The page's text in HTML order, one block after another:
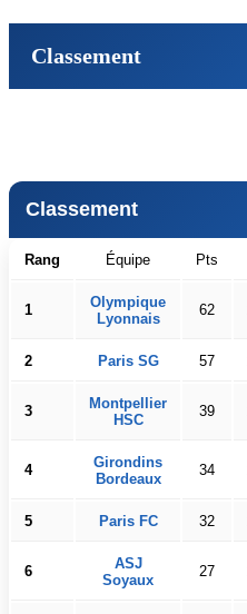
Classement
Classement
Rang Équipe Pts
1
Olympique
Lyonnais
62
2 Paris SG 57
3
Montpellier
HSC
39
4
Girondins
Bordeaux
34
5 Paris FC 32
6
ASJ
Soyaux
27